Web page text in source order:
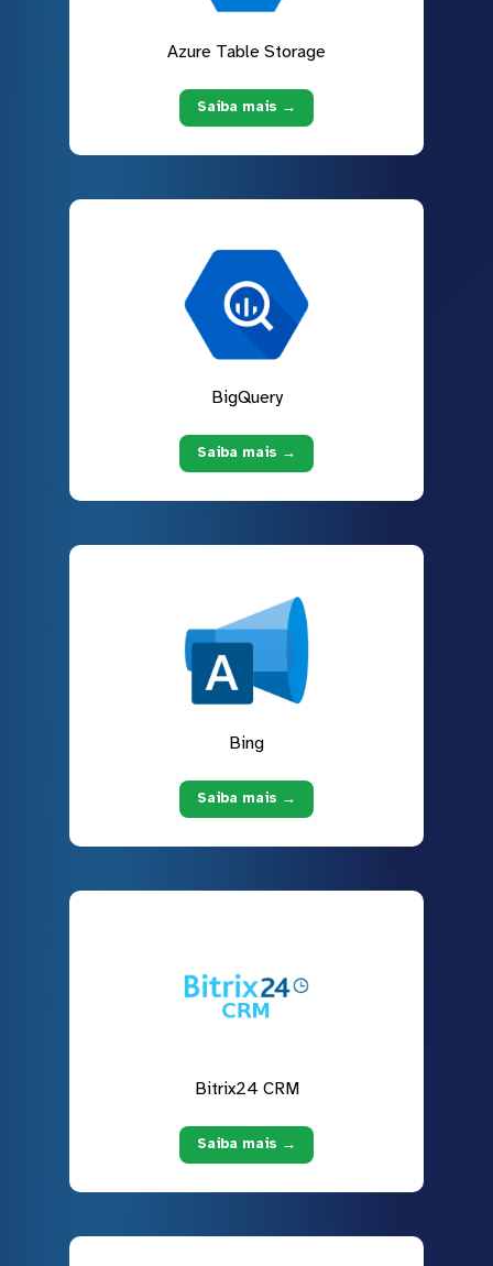
Azure Table Storage
Saiba mais →
BigQuery
Saiba mais →
Bing
Saiba mais →
Bitrix24 CRM
Saiba mais →